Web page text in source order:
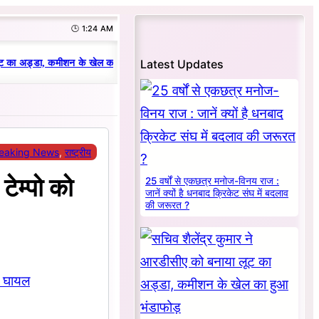
🕒 1:24 AM
का अड्डा, कमीशन के खेल का हुआ भंडाफोड़ | धनबाद क्रिकेट संघ में परिवारवाद की
News, राष्ट्रीय
को
Latest Updates
25 वर्षों से एकछत्र मनोज-विनय राज :
जानें क्यों है धनबाद क्रिकेट संघ में बदलाव
की जरूरत ?